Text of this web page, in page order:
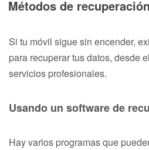
Métodos de
Si tu móvil sigue sin encender,
para recuperar tus datos, desde
servicios profesionales.
Usando un software de
Hay varios programas que